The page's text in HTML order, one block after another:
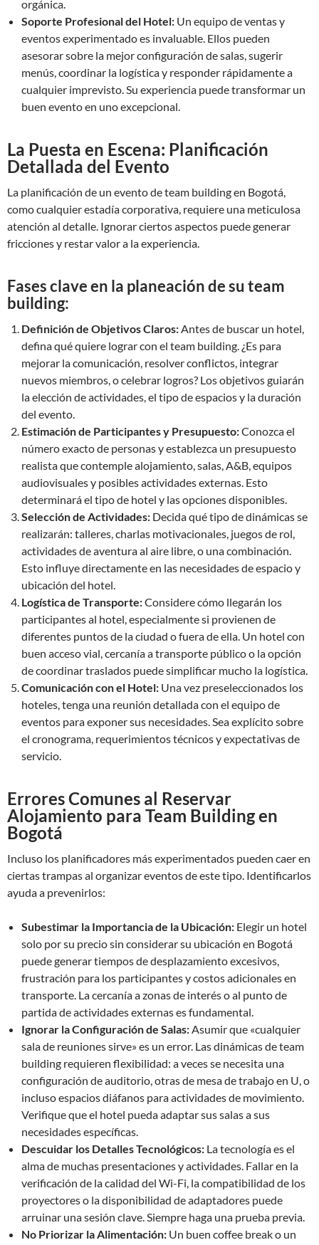
orgánica.
Soporte Profesional del Hotel: Un equipo de ventas y
eventos experimentado es invaluable. Ellos pueden
asesorar sobre la mejor configuración de salas, sugerir
menús, coordinar la logística y responder rápidamente a
cualquier imprevisto. Su experiencia puede transformar un
buen evento en uno excepcional.
La Puesta en Escena: Planificación
Detallada del Evento
La planificación de un evento de team building en Bogotá,
como cualquier estadía corporativa, requiere una meticulosa
atención al detalle. Ignorar ciertos aspectos puede generar
fricciones y restar valor a la experiencia.
Fases clave en la planeación de su team
building:
Definición de Objetivos Claros:Antes de buscar un hotel,
defina qué quiere lograr con el team building. ¿Es para
mejorar la comunicación, resolver conflictos, integrar
nuevos miembros, o celebrar logros? Los objetivos guiarán
la elección de actividades, el tipo de espacios y la duración
del evento.
Estimación de Participantes y Presupuesto:Conozca el
número exacto de personas y establezca un presupuesto
realista que contemple alojamiento, salas, A&B, equipos
audiovisuales y posibles actividades externas. Esto
determinará el tipo de hotel y las opciones disponibles.
Selección de Actividades: Decida qué tipo de dinámicas se
realizarán: talleres, charlas motivacionales, juegos de rol,
actividades de aventura al aire libre, o una combinación.
Esto influye directamente en las necesidades de espacio y
ubicación del hotel.
Logística de Transporte:Considere cómo llegarán los
participantes al hotel, especialmente si provienen de
diferentes puntos de la ciudad o fuera de ella. Un hotel con
buen acceso vial, cercanía a transporte público o la opción
de coordinar traslados puede simplificar mucho la logística.
Comunicación con el Hotel: Una vez preseleccionados los
hoteles, tenga una reunión detallada con el equipo de
eventos para exponer sus necesidades. Sea explícito sobre
el cronograma, requerimientos técnicos y expectativas de
servicio.
Errores Comunes al Reservar
Alojamiento para Team Building en
Bogotá
Incluso los planificadores más experimentados pueden caer en
ciertas trampas al organizar eventos de este tipo. Identificarlos
ayuda a prevenirlos:
Subestimar la Importancia de la Ubicación: Elegir un hotel
solo por su precio sin considerar su ubicación en Bogotá
puede generar tiempos de desplazamiento excesivos,
frustración para los participantes y costos adicionales en
transporte. La cercanía a zonas de interés o al punto de
partida de actividades externas es fundamental.
Ignorar la Configuración de Salas:Asumir que «cualquier
sala de reuniones sirve» es un error. Las dinámicas de team
building requieren flexibilidad: a veces se necesita una
configuración de auditorio, otras de mesa de trabajo en U, o
incluso espacios diáfanos para actividades de movimiento.
Verifique que el hotel pueda adaptar sus salas a sus
necesidades específicas.
Descuidar los Detalles Tecnológicos: La tecnología es el
alma de muchas presentaciones y actividades. Fallar en la
verificación de la calidad del Wi-Fi, la compatibilidad de los
proyectores o la disponibilidad de adaptadores puede
arruinar una sesión clave. Siempre haga una prueba previa.
No Priorizar la Alimentación: Un buen coffee break o un